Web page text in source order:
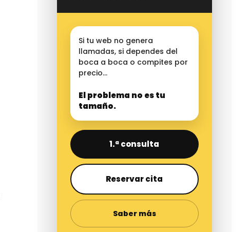
Si tu web no genera
llamadas, si dependes del
boca a boca o compites por
precio…
El problema no es tu
tamaño.
1.ª consulta
Reservar cita
Saber más